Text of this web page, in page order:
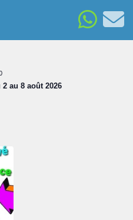
au 8 août 2026